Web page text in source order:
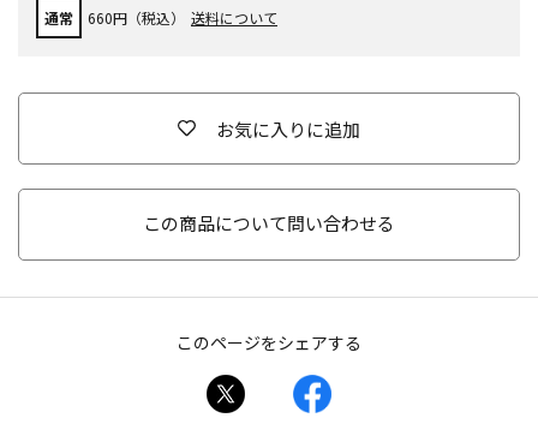
通常 660円（税込） 送料について
お気に入りに追加
この商品について問い合わせる
このページをシェアする